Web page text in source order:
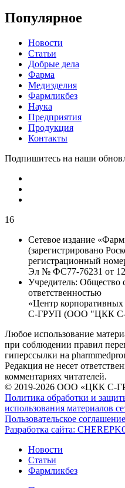
Популярное
Новости
Статьи
Добрые дела
Фарма
Медизделия
Фармликбез
Наука
Предприятия
Продукция
Контакты
Подпишитесь на наши
16
Сетевое издание
(зарегистрировано
регистрационный
Эл № ФС77-76231 от
Учредитель: Общество
ответственностью
«Центр
С-ГРУП (ООО "ЦКК
Любое использование
при соблюдении правил
гиперссылки на
Редакция не несет
комментариях читателей.
© 2019-2026 ООО «ЦКК С-
Политика обработки и
использования материалов
Пользовательское соглашение
Разработка сайта:
Новости
Статьи
Фармликбез